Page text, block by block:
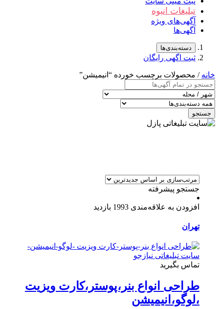
تبلیغات انبوه
آگهی‌های ویژه
آگهی‌ها
دسته‌بندی‌ها
ثبت اگهی رایگان
خانه / محصولات برچسب خورده “انیمیشن”
جستجو
جستجو پیشرفته
افزودن به علاقه‌مندی 1993 بازدید
تهران
تماس بگیرید
طراحی انواع بنر،پوستر،کارت ویزیت
،لوگو،انیمیشن